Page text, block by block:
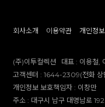
회사소개 이용약관 개인정
(주)이투컬렉션 대표 : 이용철,
고객센터 :1644-2309(전화 상
개인정보 보호책임자 : 이창만
주소 : 대구시 남구 대명남로 192